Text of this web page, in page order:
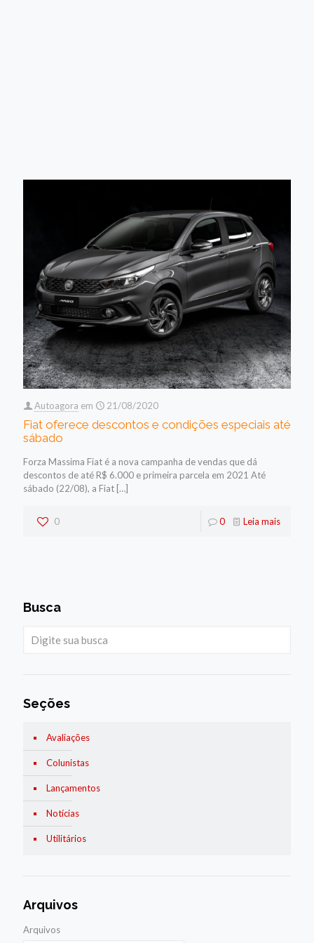
Autoagora em 21/08/2020
Fiat oferece descontos e condições especiais até
sábado
Forza Massima Fiat é a nova campanha de vendas que dá
descontos de até R$ 6.000 e primeira parcela em 2021 Até
sábado (22/08), a Fiat […]
0 0 Leia mais
Busca
Seções
Avaliações
Colunistas
Lançamentos
Notícias
Utilitários
Arquivos
Arquivos